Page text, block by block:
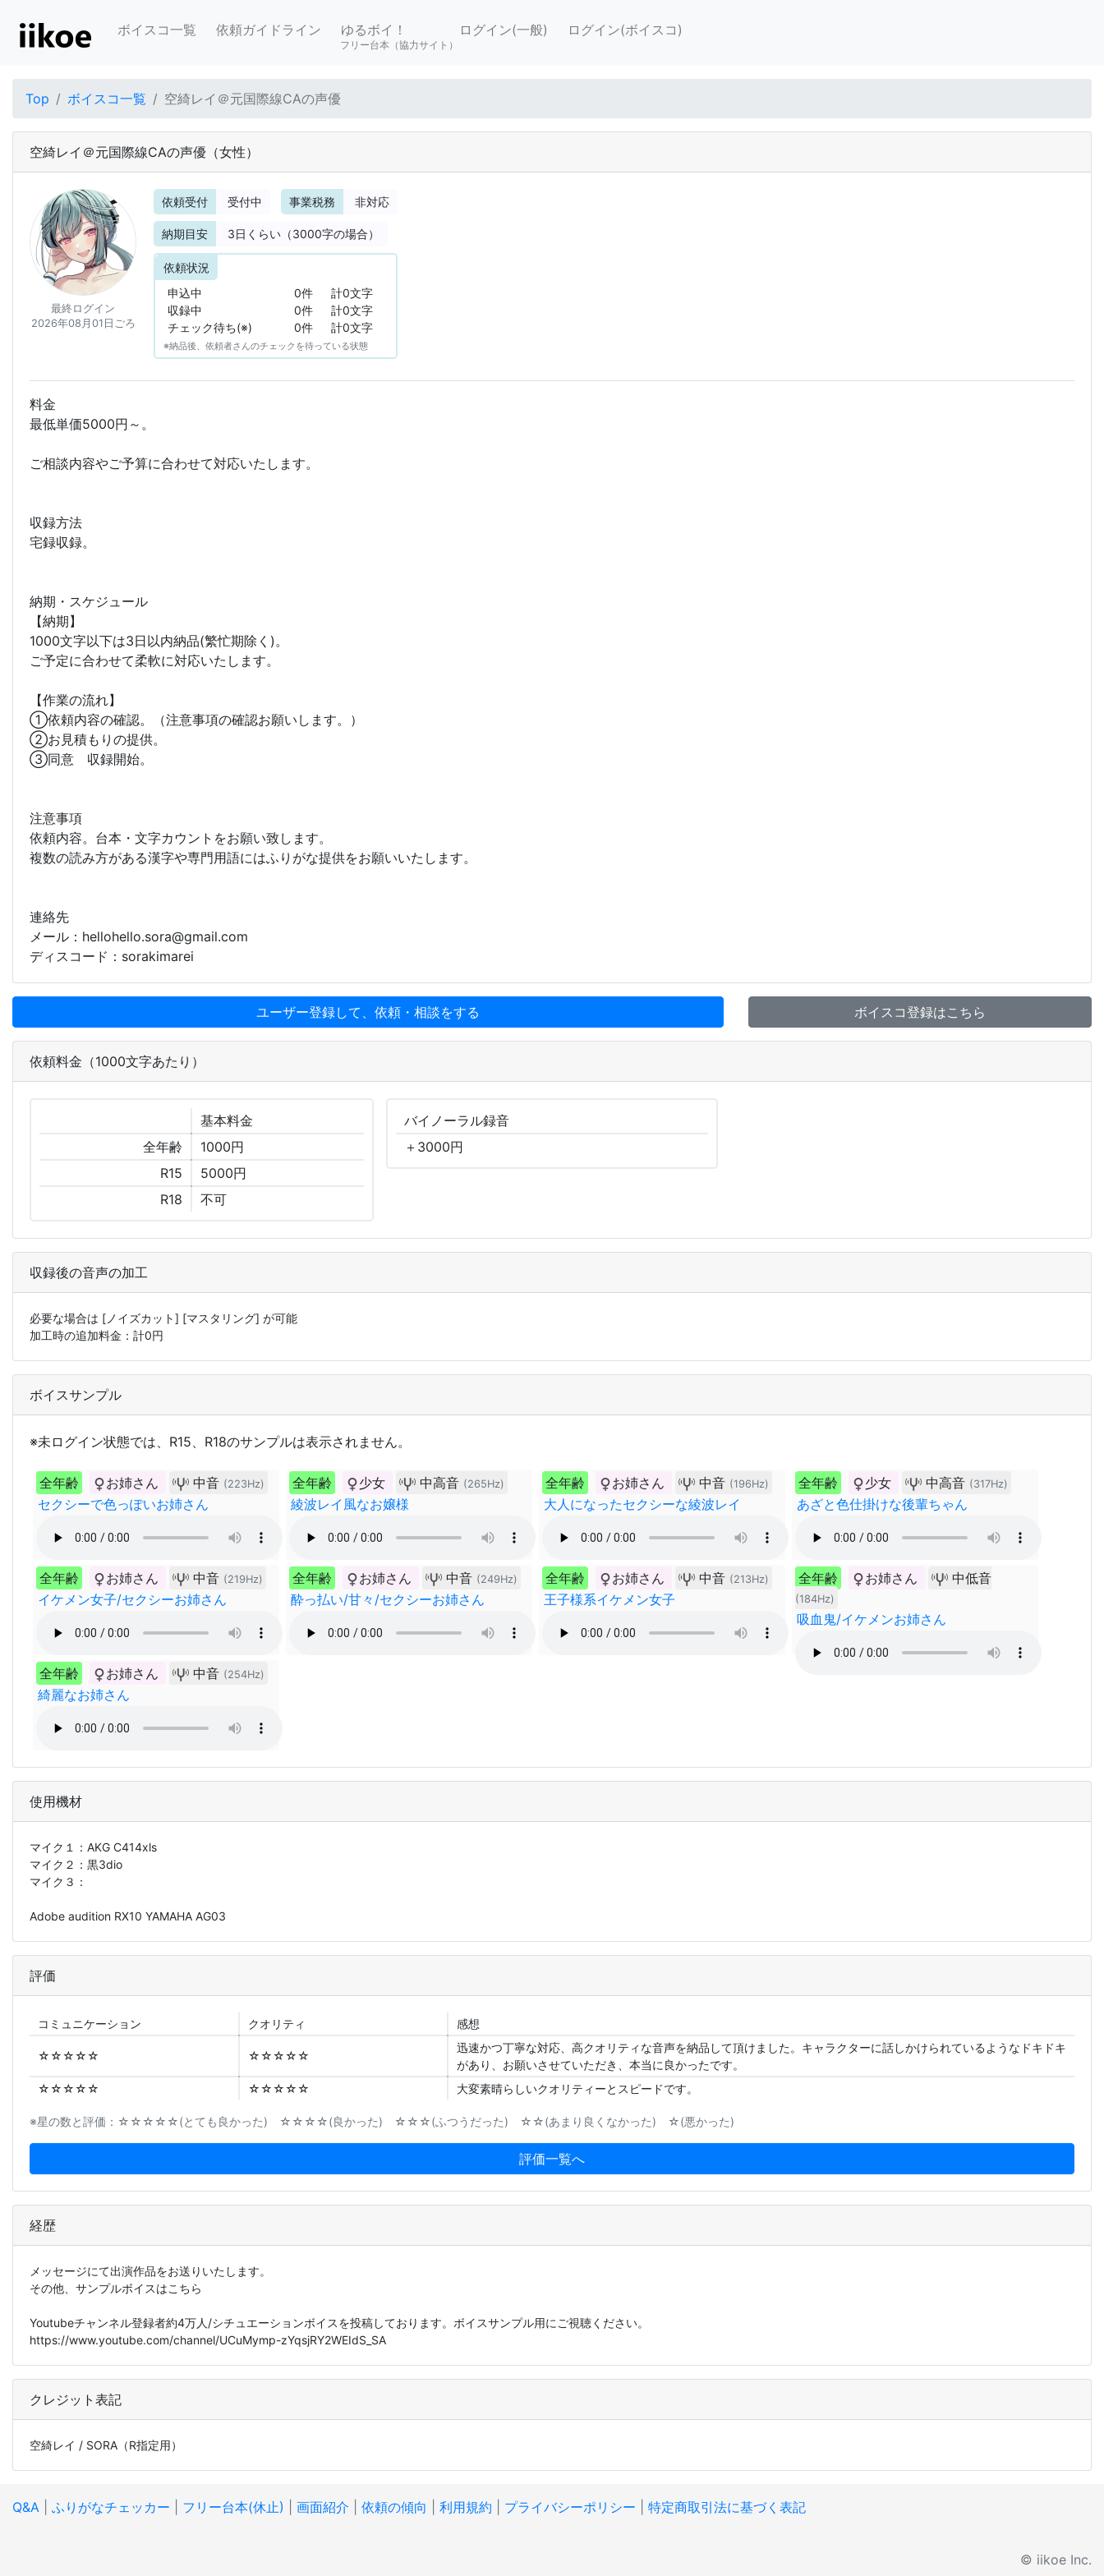
ボイスコ一覧 依頼ガイドライン ゆるボイ！
フリー台本（協力サイト）
ログイン(一般) ログイン(ボイスコ)
Top ボイスコ一覧 空綺レイ＠元国際線CAの声優
空綺レイ＠元国際線CAの声優 （女性）
最終ログイン
2026年08月01日ごろ
依頼受付 受付中 事業税務 非対応
納期目安 3日くらい（3000字の場合）
依頼状況
申込中
0件
計0文字
収録中
0件
計0文字
チェック待ち(※)
0件 計0文字
※納品後、依頼者さんのチェックを待っている状態
料金
最低単価5000円～。
ご相談内容やご予算に合わせて対応いたします。
収録方法
宅録収録。
納期・スケジュール
【納期】
1000文字以下は3日以内納品(繁忙期除く)。
ご予定に合わせて柔軟に対応いたします。
【作業の流れ】
①依頼内容の確認。（注意事項の確認お願いします。）
➁お見積もりの提供。
③同意 収録開始。
注意事項
依頼内容。台本・文字カウントをお願い致します。
複数の読み方がある漢字や専門用語にはふりがな提供をお願いいたします。
連絡先
メール：hellohello.sora@gmail.com
ディスコード：sorakimarei
ユーザー登録して、依頼・相談をする ボイスコ登録はこちら
依頼料金（1000文字あたり）
基本料金
全年齢
1000円
R15
5000円
R18
不可
バイノーラル録音
＋ 3000円
収録後の音声の加工
必要な場合は [ノイズカット] [マスタリング] が可能
加工時の追加料金：計0円
ボイスサンプル
※未ログイン状態では、R15、R18のサンプルは表示されません。
全年齢 お姉さん 中音 (223Hz)
セクシーで色っぽいお姉さん
全年齢 少女 中高音 (265Hz)
綾波レイ風なお嬢様
全年齢 お姉さん 中音 (196Hz)
大人になったセクシーな綾波レイ
全年齢 少女 中高音 (317Hz)
あざと色仕掛けな後輩ちゃん
全年齢 お姉さん 中音 (219Hz)
イケメン女子/セクシーお姉さん
全年齢 お姉さん 中音 (249Hz)
酔っ払い/甘々/セクシーお姉さん
全年齢 お姉さん 中音 (213Hz)
王子様系イケメン女子
全年齢 お姉さん 中低音
(184Hz)
吸血鬼/イケメンお姉さん
全年齢 お姉さん 中音 (254Hz)
綺麗なお姉さん
使用機材
マイク１： AKG C414xls
マイク２： 黒3dio
マイク３：
Adobe audition RX10 YAMAHA AG03
評価
コミュニケーション クオリティ 感想
☆☆☆☆☆ ☆☆☆☆☆
迅速かつ丁寧な対応、高クオリティな音声を納品して頂けました。キャラクターに話しかけられているようなドキドキ
があり、お願いさせていただき、本当に良かったです。
☆☆☆☆☆
☆☆☆☆☆ 大変素晴らしいクオリティーとスピードです。
※星の数と評価：☆☆☆☆☆(とても良かった) ☆☆☆☆(良かった) ☆☆☆(ふつうだった) ☆☆(あまり良くなかった) ☆(悪かった)
評価一覧へ
経歴
メッセージにて出演作品をお送りいたします。
その他、サンプルボイスはこちら
Youtubeチャンネル登録者約4万人/シチュエーションボイスを投稿しております。ボイスサンプル用にご視聴ください。
https://www.youtube.com/channel/UCuMymp-zYqsjRY2WEIdS_SA
クレジット表記
空綺レイ / SORA（R指定用）
Q&A ふりがなチェッカー フリー台本(休止) 画面紹介 依頼の傾向 利用規約 プライバシーポリシー 特定商取引法に基づく表記
© iikoe Inc.